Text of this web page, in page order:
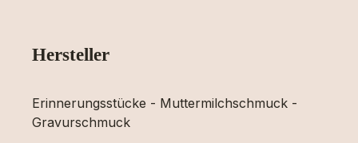
Hersteller
Erinnerungsstücke - Muttermilchschmuck -
Gravurschmuck